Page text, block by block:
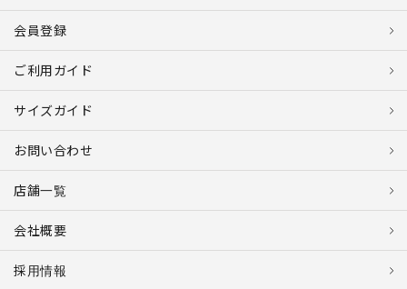
会員登録
ご利用ガイド
サイズガイド
お問い合わせ
店舗一覧
会社概要
採用情報